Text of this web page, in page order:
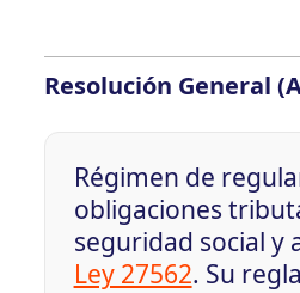
Resolución General
Régimen de
obligaciones
seguridad social y
Ley 27562. Su